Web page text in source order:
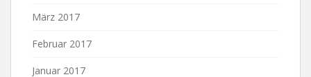
März 2017
Februar 2017
Januar 2017